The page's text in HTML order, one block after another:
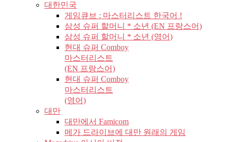
대한민국
게임큐브 : 마스터리스트 한국어 !
삼성 슈퍼 할머니 * 소년 (EN 프랑스어)
삼성 슈퍼 할머니 * 소년 (영어)
현대 슈퍼 Comboy
마스터리스트
(EN 프랑스어)
현대 슈퍼 Comboy
마스터리스트
(영어)
대만
대만에서 Famicom
메가 드라이브에 대만 원래의 게임